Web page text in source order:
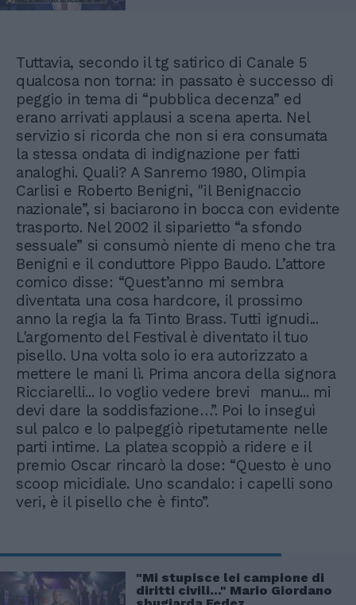
Tuttavia, secondo il tg satirico di Canale 5
qualcosa non torna: in passato è successo di
peggio in tema di “pubblica decenza” ed
erano arrivati applausi a scena aperta. Nel
servizio si ricorda che non si era consumata
la stessa ondata di indignazione per fatti
analoghi. Quali? A Sanremo 1980, Olimpia
Carlisi e Roberto Benigni, "il Benignaccio
nazionale”, si baciarono in bocca con evidente
trasporto. Nel 2002 il siparietto “a sfondo
sessuale” si consumò niente di meno che tra
Benigni e il conduttore Pippo Baudo. L’attore
comico disse: “Quest’anno mi sembra
diventata una cosa hardcore, il prossimo
anno la regia la fa Tinto Brass. Tutti ignudi...
L'argomento del Festival è diventato il tuo
pisello. Una volta solo io era autorizzato a
mettere le mani lì. Prima ancora della signora
Ricciarelli... Io voglio vedere brevi manu... mi
devi dare la soddisfazione…”. Poi lo inseguì
sul palco e lo palpeggiò ripetutamente nelle
parti intime. La platea scoppiò a ridere e il
premio Oscar rincarò la dose: “Questo è uno
scoop micidiale. Uno scandalo: i capelli sono
veri, è il pisello che è finto”.
"Mi stupisce lei campione di
diritti civili..." Mario Giordano